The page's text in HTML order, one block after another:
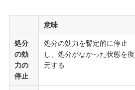
意味
処分
の効
力の
停止
処分の効力を暫定的に停止
し、処分がなかった状態を復
元する